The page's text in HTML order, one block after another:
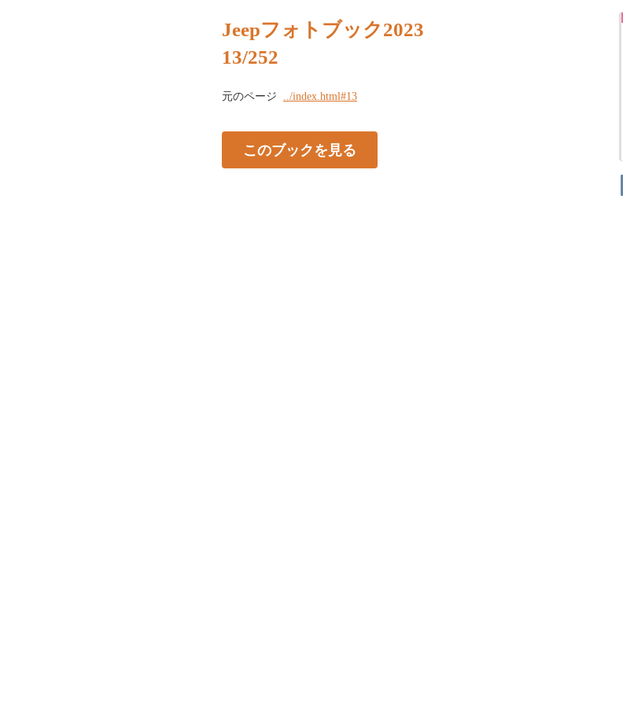
Jeepフォトブック2023
13/252
元のページ ../index.html#13
このブックを見る